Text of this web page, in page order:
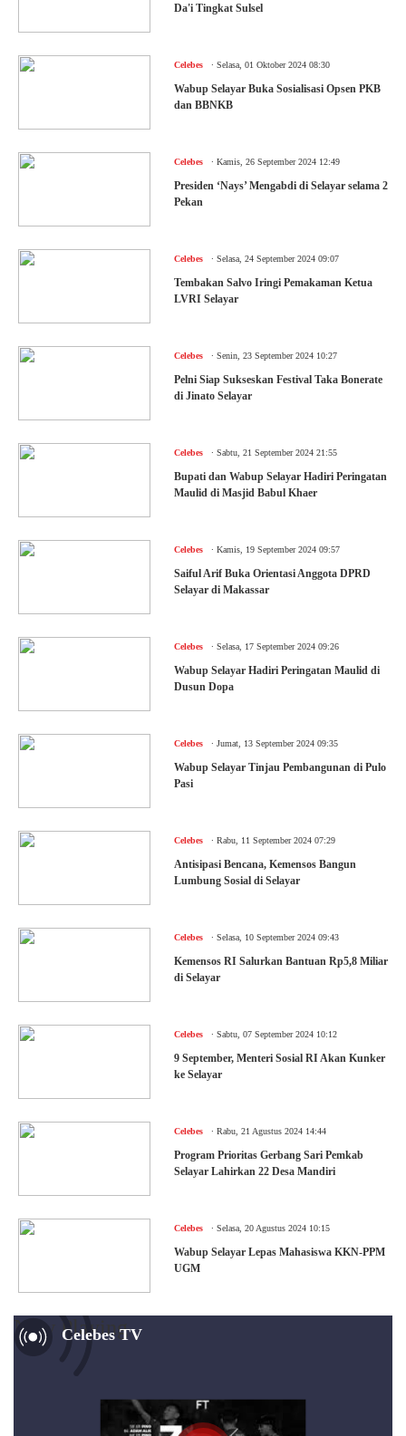
Da'i Tingkat Sulsel
Celebes Selasa, 01 Oktober 2024 08:30
Wabup Selayar Buka Sosialisasi Opsen PKB
dan BBNKB
Celebes Kamis, 26 September 2024 12:49
Presiden ‘Nays’ Mengabdi di Selayar selama 2
Pekan
Celebes Selasa, 24 September 2024 09:07
Tembakan Salvo Iringi Pemakaman Ketua
LVRI Selayar
Celebes Senin, 23 September 2024 10:27
Pelni Siap Sukseskan Festival Taka Bonerate
di Jinato Selayar
Celebes Sabtu, 21 September 2024 21:55
Bupati dan Wabup Selayar Hadiri Peringatan
Maulid di Masjid Babul Khaer
Celebes Kamis, 19 September 2024 09:57
Saiful Arif Buka Orientasi Anggota DPRD
Selayar di Makassar
Celebes Selasa, 17 September 2024 09:26
Wabup Selayar Hadiri Peringatan Maulid di
Dusun Dopa
Celebes Jumat, 13 September 2024 09:35
Wabup Selayar Tinjau Pembangunan di Pulo
Pasi
Celebes Rabu, 11 September 2024 07:29
Antisipasi Bencana, Kemensos Bangun
Lumbung Sosial di Selayar
Celebes Selasa, 10 September 2024 09:43
Kemensos RI Salurkan Bantuan Rp5,8 Miliar
di Selayar
Celebes Sabtu, 07 September 2024 10:12
9 September, Menteri Sosial RI Akan Kunker
ke Selayar
Celebes Rabu, 21 Agustus 2024 14:44
Program Prioritas Gerbang Sari Pemkab
Selayar Lahirkan 22 Desa Mandiri
Celebes Selasa, 20 Agustus 2024 10:15
Wabup Selayar Lepas Mahasiswa KKN-PPM
UGM
Celebes TV
Now Playing